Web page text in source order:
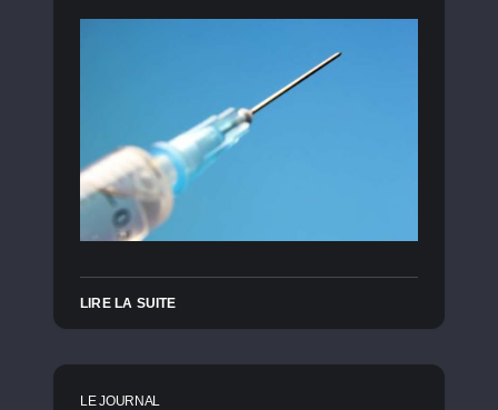
LIRE LA SUITE
LE JOURNAL